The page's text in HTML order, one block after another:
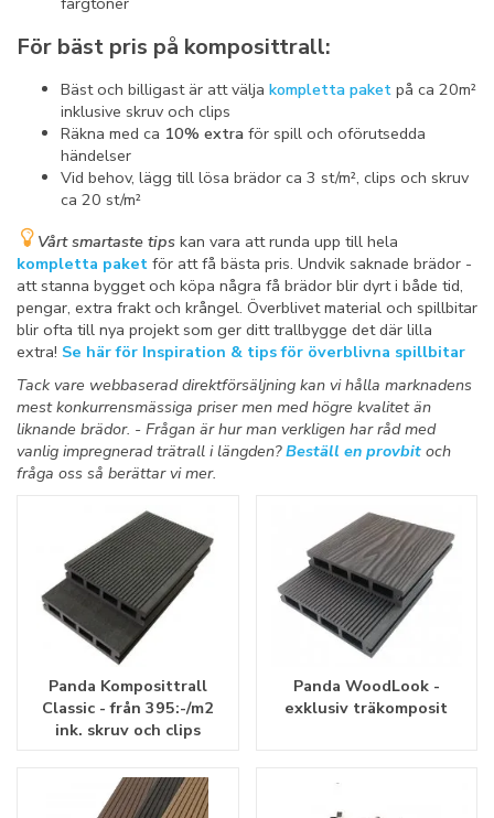
För bäst pris på komposittrall:
Bäst och billigast är att välja kompletta paket på ca 20m²
inklusive skruv och clips
Räkna med ca 10% extra för spill och oförutsedda
händelser
Vid behov, lägg till lösa brädor ca 3 st/m², clips och skruv
ca 20 st/m²
Vårt smartaste tips kan vara att runda upp till hela
kompletta paket för att få bästa pris. Undvik saknade brädor -
att stanna bygget och köpa några få brädor blir dyrt i både tid,
pengar, extra frakt och krångel. Överblivet material och spillbitar
blir ofta till nya projekt som ger ditt trallbygge det där lilla
extra! Se här för Inspiration & tips för överblivna spillbitar
Tack vare webbaserad direktförsäljning kan vi hålla marknadens
mest konkurrensmässiga priser men med högre kvalitet än
liknande brädor. - Frågan är hur man verkligen har råd med
vanlig impregnerad trätrall i längden?Beställ en provbit och
fråga oss så berättar vi mer.
Panda Komposittrall
Classic - från 395:-/m2
ink. skruv och clips
Panda WoodLook -
exklusiv träkomposit